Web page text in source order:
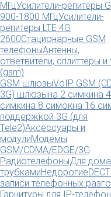
МГцУсилители-репитеры
900-1800 МГцУсилители-
репитеры LTE 4G
2600Стационарные GSM
телефоныАнтенны,
ответвители, сплиттеры и
(gsm)
GSM шлюзыVoIP GSM
3G) шлюзына 2 симкина 4
симкина 8 симокна 16
поддержкой 3G (для
Tele2)Аксессуары и
модулиМодемы
GSM/CDMA/EDGE/3G
РадиотелефоныДля дома
трубкамиНедорогиеDECT
записи телефонных
Гарнитуры для IP-